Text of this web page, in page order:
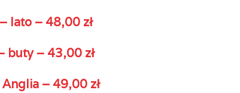
lato – 48,00 zł
buty – 43,00 zł
– 49,00 zł